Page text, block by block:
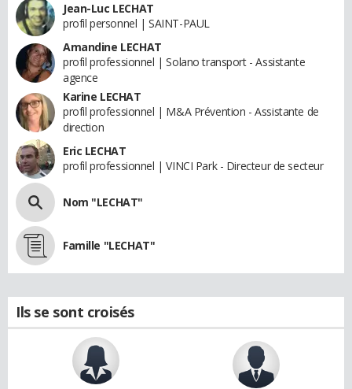
Jean-Luc LECHAT
profil personnel | SAINT-PAUL
Amandine LECHAT
profil professionnel | Solano transport - Assistante
agence
Karine LECHAT
profil professionnel | M&A Prévention - Assistante de
direction
Eric LECHAT
profil professionnel | VINCI Park - Directeur de secteur
Nom "LECHAT"
Famille "LECHAT"
Ils se sont croisés